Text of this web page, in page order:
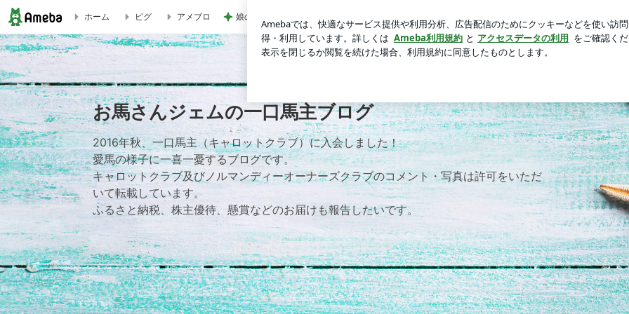
當麻寺へ行ってきました | お馬さんジェムの一口馬主ブログ
ホーム ピグ アメブロ 娘の未来と家の安寧のための出費 ロ
お馬さんジェムの一口馬主ブログ
2016年秋、一口馬主（キャロットクラブ）に入会しました！
愛馬の様子に一喜一憂するブログです。
キャロットクラブ及びノルマンディーオーナーズクラブのコメント・写真は許可をいただ
いて転載しています。
ふるさと納税、株主優待、懸賞などのお届けも報告したいです。